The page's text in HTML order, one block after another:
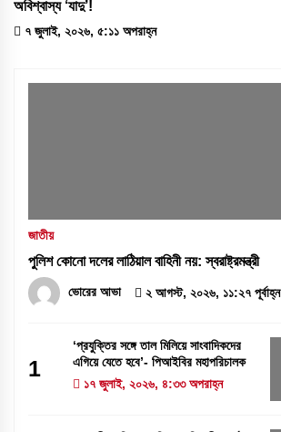
অবিশ্বাস্য ‘যাদু’!
৭ জুলাই, ২০২৬, ৫:১১ অপরাহ্ন
জাতীয়
পুলিশ কোনো দলের লাঠিয়াল বাহিনী নয়: স্বরাষ্ট্রমন্ত্রী
ভোরের আভা ২ আগস্ট, ২০২৬, ১১:২৭ পূর্বাহ্ন
1
‘প্রযুক্তির সঙ্গে তাল মিলিয়ে সাংবাদিকদের
এগিয়ে যেতে হবে’- পিআইবির মহাপরিচালক
১৭ জুলাই, ২০২৬, ৪:৩৩ অপরাহ্ন